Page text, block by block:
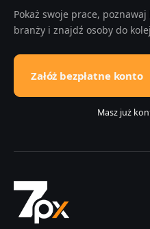
Pokaż swoje prace,
branży i znajdź osoby do
Załóż bezpłatne konto
Masz już